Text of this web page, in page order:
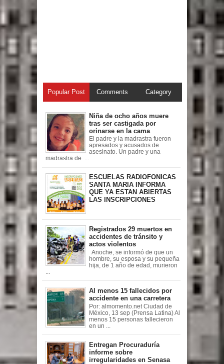
Popular Post Comments Category
Niña de ocho años muere
tras ser castigada por
orinarse en la cama
El padre y la madrastra fueron
apresados y acusados de
asesinato. Un padre y una
madrastra de ...
ESCUELAS RADIOFONICAS
SANTA MARIA INFORMA
QUE YA ESTAN ABIERTAS
LAS INSCRIPCIONES
Registrados 29 muertos en
accidentes de tránsito y
actos violentos
Anoche, se informó de que un
hombre, su esposa y su pequeña
hija, de 1 año de edad, murieron
Al menos 15 fallecidos por
accidente en una carretera
Por: almomento.net Ciudad de
México, 13 sep (Prensa Latina) Al
menos 15 personas fallecieron
en un ...
Entregan Procuraduría
informe sobre
irregularidades en Senasa